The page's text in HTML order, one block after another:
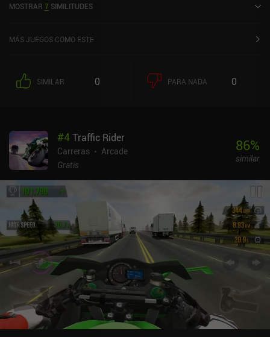
MOSTRAR 7 SIMILITUDES
MÁS JUEGOS COMO ESTE
SIMILAR 0 PARA NADA 0
#4Traffic Rider
Carreras
Arcade
Gratis
86%
similar